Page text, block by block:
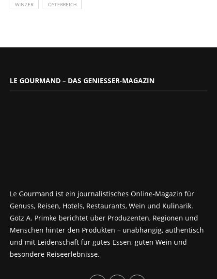
WINZER ÖSTERREICH
LE GOURMAND – DAS GENIESSER-MAGAZIN
Le Gourmand ist ein journalistisches Online-Magazin für
Genuss, Reisen, Hotels, Restaurants, Wein und Kulinarik.
Götz A. Primke berichtet über Produzenten, Regionen und
Menschen hinter den Produkten – unabhängig, authentisch
und mit Leidenschaft für gutes Essen, guten Wein und
besondere Reiseerlebnisse.